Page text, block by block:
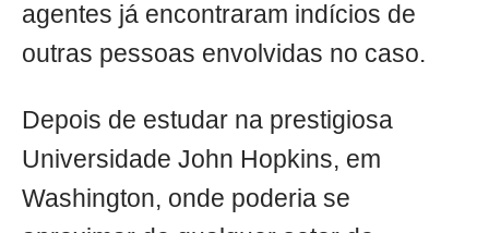
agentes já encontraram indícios de
outras pessoas envolvidas no caso.
Depois de estudar na prestigiosa
Universidade John Hopkins, em
Washington, onde poderia se